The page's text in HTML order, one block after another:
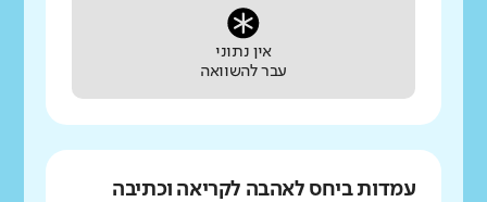
אין נתוני
עבר להשוואה
עמדות ביחס לאהבה לקריאה וכתיבה